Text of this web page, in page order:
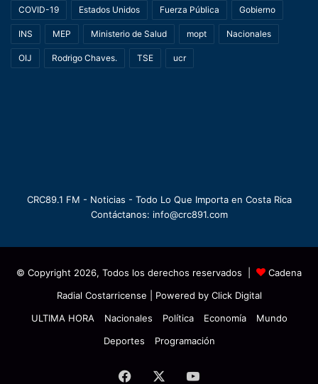
COVID-19 Estados Unidos Fuerza Pública Gobierno
INS MEP Ministerio de Salud mopt Nacionales
OIJ Rodrigo Chaves. TSE ucr
CRC89.1 FM - Noticias - Todo Lo Que Importa en Costa Rica
Contáctanos: info@crc891.com
© Copyright 2026, Todos los derechos reservados |
Cadena
Radial Costarricense | Powered by Click Digital
ULTIMA HORA
Nacionales Política Economía
Mundo
Deportes
Programación
Facebook YouTube